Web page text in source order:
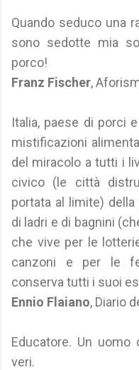
Quando seduco una
sono sedotte mia
porco!
Franz Fischer,
Italia, paese di porci
mistificazioni
del miracolo a tutti i
civico (le città
portata al limite)
di ladri e di bagnini
che vive per le
canzoni e per le
conserva tutti i suoi
Ennio Flaiano, Diario
Educatore. Un
veri.